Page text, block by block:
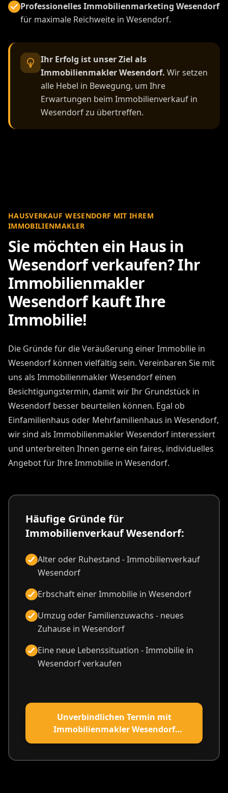
Professionelles Immobilienmarketing Wesendorf
für maximale Reichweite in Wesendorf.
Ihr Erfolg ist unser Ziel als
Immobilienmakler Wesendorf. Wir setzen
alle Hebel in Bewegung, um Ihre
Erwartungen beim Immobilienverkauf in
Wesendorf zu übertreffen.
HAUSVERKAUF WESENDORF MIT IHREM
IMMOBILIENMAKLER
Sie möchten ein Haus in
Wesendorf verkaufen? Ihr
Immobilienmakler
Wesendorf kauft Ihre
Immobilie!
Die Gründe für die Veräußerung einer Immobilie in
Wesendorf können vielfältig sein. Vereinbaren Sie mit
uns als Immobilienmakler Wesendorf einen
Besichtigungstermin, damit wir Ihr Grundstück in
Wesendorf besser beurteilen können. Egal ob
Einfamilienhaus oder Mehrfamilienhaus in Wesendorf,
wir sind als Immobilienmakler Wesendorf interessiert
und unterbreiten Ihnen gerne ein faires, individuelles
Angebot für Ihre Immobilie in Wesendorf.
Häufige Gründe für
Immobilienverkauf Wesendorf:
Alter oder Ruhestand - Immobilienverkauf
Wesendorf
Erbschaft einer Immobilie in Wesendorf
Umzug oder Familienzuwachs - neues
Zuhause in Wesendorf
Eine neue Lebenssituation - Immobilie in
Wesendorf verkaufen
Unverbindlichen Termin mit
Immobilienmakler Wesendorf
vereinbaren